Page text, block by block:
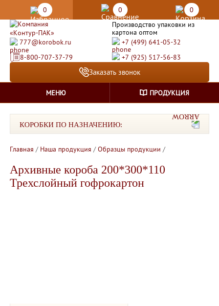
0 0
0
Производство упаковки из
картона оптом
777@korobok.ru
+7 (499) 641-05-32
8-800-707-37-79
+7 (925) 517-56-83
Заказать звонок
МЕНЮ ПРОДУКЦИЯ
КОРОБКИ ПО НАЗНАЧЕНИЮ:
Главная / Наша продукция / Образцы продукции /
Архивные короба 200*300*110
Трехслойный гофрокартон